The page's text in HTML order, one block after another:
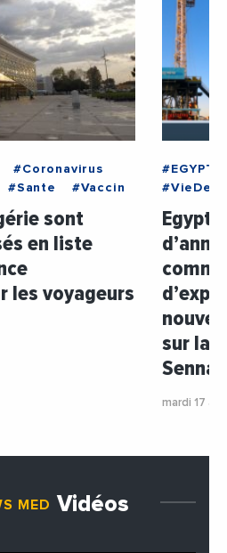
#Coronavirus
#Sante #Vaccin
sont
en liste
les voyageurs
#EGYPTE
sur la
Sennan
mardi 17
MED Vidéos